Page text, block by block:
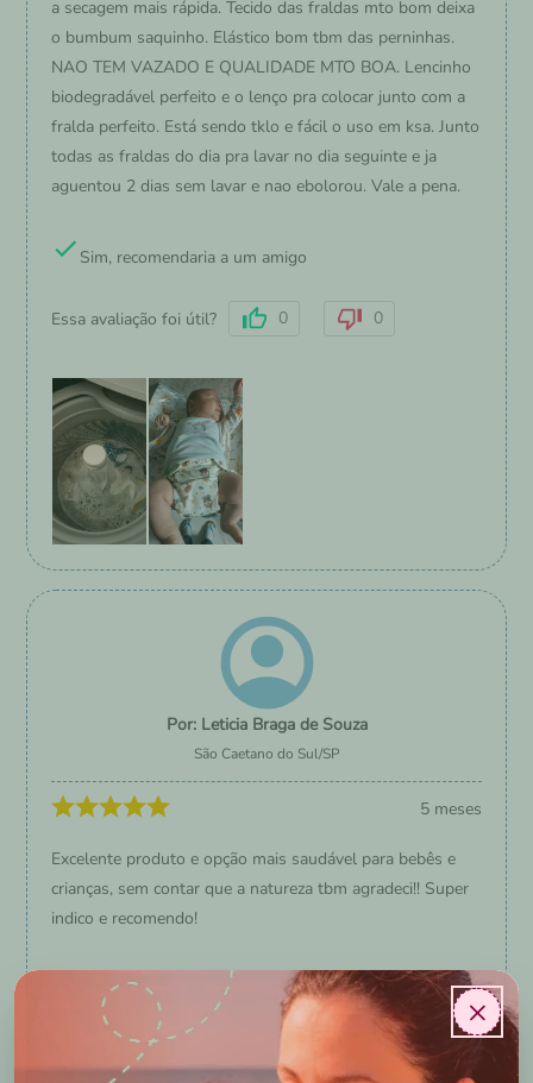
×
a secagem mais rápida. Tecido das fraldas mto bom deixa
o bumbum saquinho. Elástico bom tbm das perninhas.
NAO TEM VAZADO E QUALIDADE MTO BOA. Lencinho
biodegradável perfeito e o lenço pra colocar junto com a
fralda perfeito. Está sendo tklo e fácil o uso em ksa. Junto
todas as fraldas do dia pra lavar no dia seguinte e ja
aguentou 2 dias sem lavar e nao ebolorou. Vale a pena.
Sim, recomendaria a um amigo
Essa avaliação foi útil? 0 0
Leticia Braga de Souza
São Caetano do Sul/SP
5 meses
Excelente produto e opção mais saudável para bebês e
crianças, sem contar que a natureza tbm agradeci!! Super
indico e recomendo!
Sim, recomendaria a um amigo
Essa avaliação foi útil?